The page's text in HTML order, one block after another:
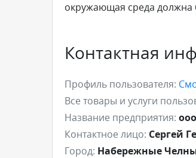
окружающая среда должна
Контактная
Профиль пользователя:
Все товары и услуги
Название предприятия:
Контактное лицо: Сергей
Город: Набережные